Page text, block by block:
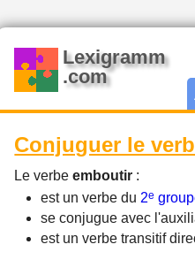
Lexigramm
.com
Conjuguer le
Le verbeemboutir :
est un verbe du 2e
se conjugue avec
est un verbe transitif